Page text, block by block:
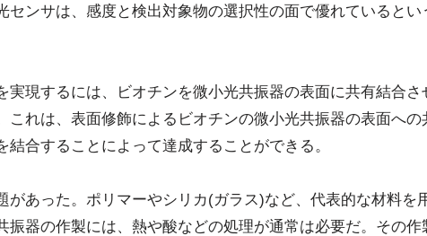
センサは、感度と検出対象物の選択性の面で優れているとい
実現するには、ビオチンを微小光共振器の表面に共有結合さ
これは、表面修飾によるビオチンの微小光共振器の表面への
結合することによって達成することができる。
があった。ポリマーやシリカ(ガラス)など、代表的な材料を
振器の作製には、熱や酸などの処理が通常は必要だ。その作